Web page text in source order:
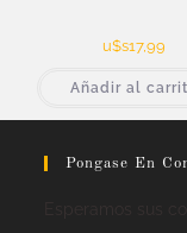
u$s17,99
Añadir al
Pongase En